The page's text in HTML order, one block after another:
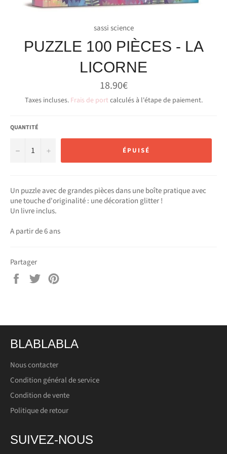
sassi science
PUZZLE 100 PIÈCES - LA
LICORNE
Prix
régulier
18.90€
Taxes incluses. Frais de portcalculés à l'étape de paiement.
QUANTITÉ
− + ÉPUISÉ
Un puzzle avec de grandes pièces dans une boîte pratique avec
une touche d'originalité : une décoration glitter !
Un livre inclus.
A partir de 6 ans
Partager
PartagerTweeter
sur
BLABLABLA
Nous contacter
Condition général de service
Condition de vente
Politique de retour
SUIVEZ-NOUS